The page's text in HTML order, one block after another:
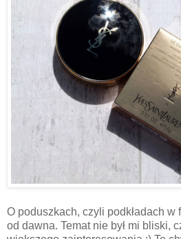
O poduszkach, czyli podkładach w
od dawna. Temat nie był mi bliski,